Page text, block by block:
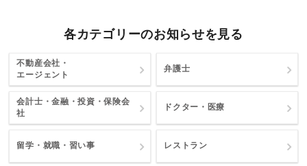
各カテゴリーのお知らせを見る
不動産会社・
エージェント
弁護士
会計士・金融・投資・保険会
社
ドクター・医療
留学・就職・習い事 レストラン